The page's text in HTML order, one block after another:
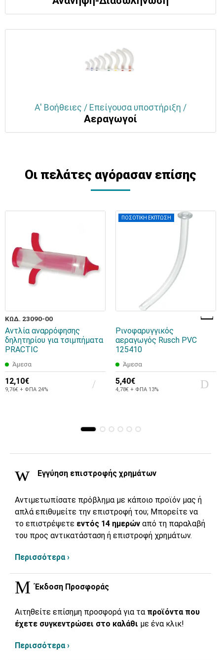
Α' Βοήθειες / Επείγουσα υποστήριξη /
Αεραγωγοί
Οι πελάτες αγόρασαν επίσης
ΚΩΔ. 23090-00
Αντλία αναρρόφησης
δηλητηρίου για τσιμπήματα
PRACTIC
Άμεσα
12,10€
9,76€ + ΦΠΑ 24%
ΠΟΣΟΤΙΚΗ ΕΚΠΤΩΣΗ
Ρινοφαρυγγικός
αεραγωγός Rusch PVC
125410
Άμεσα
5,40€
4,78€ + ΦΠΑ 13%
Εγγύηση επιστροφής χρημάτων
Αντιμετωπίσατε πρόβλημα με κάποιο προϊόν μας ή
απλά επιθυμείτε την επιστροφή του; Μπορείτε να
το επιστρέψετε εντός 14 ημερών από τη παραλαβή
του προς αντικατάσταση ή επιστροφή χρημάτων.
Περισσότερα ›
Έκδοση Προσφοράς
Αιτηθείτε επίσημη προσφορά για τα προϊόντα που
έχετε συγκεντρώσει στο καλάθι με ένα κλικ!
Περισσότερα ›